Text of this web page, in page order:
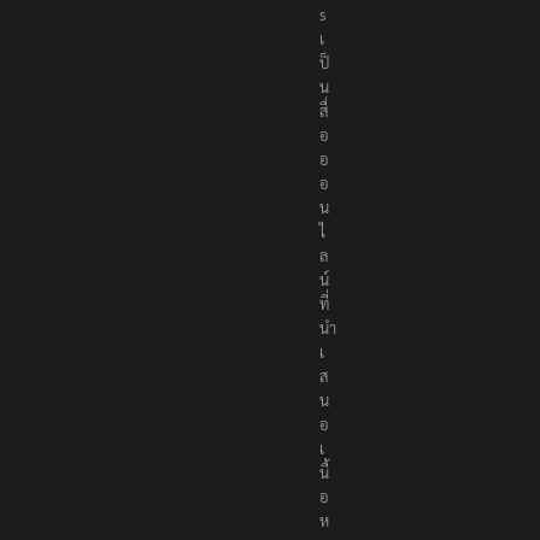
e
r
s
เ
ป็
น
สื่
อ
อ
อ
น
ไ
ล
น์
ที่
นำ
เ
ส
น
อ
เ
นื้